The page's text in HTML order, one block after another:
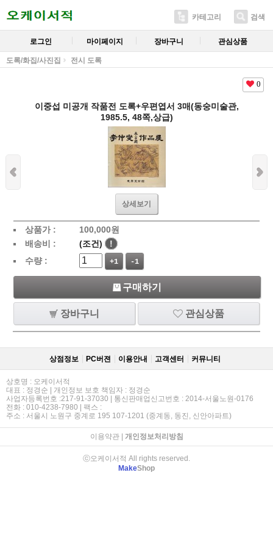
카테고리 검색
로그인 마이페이지 장바구니 관심상품
도록/화집/사진집 전시 도록
0
이중섭 미공개 작품전 도록+우편엽서 3매(동숭미술관,
1985.5, 48쪽,상급)
상세보기
상품가 : 100,000원
배송비 :
(조건)
!
수량 :
+1 -1
구매하기
장바구니 관심상품
상점정보 PC버젼 이용안내 고객센터 커뮤니티
상호명 : 오케이서적
대표 : 정경순 | 개인정보 보호 책임자 : 정경순
사업자등록번호 :217-91-37030 | 통신판매업신고번호 : 2014-서울노원-0176
전화 : 010-4238-7980 | 팩스 :
주소 : 서울시 노원구 중계로 195 107-1201 (중계동, 동진, 신안아파트)
이용약관| 개인정보처리방침
ⓒ오케이서적 All rights reserved.
MakeShop